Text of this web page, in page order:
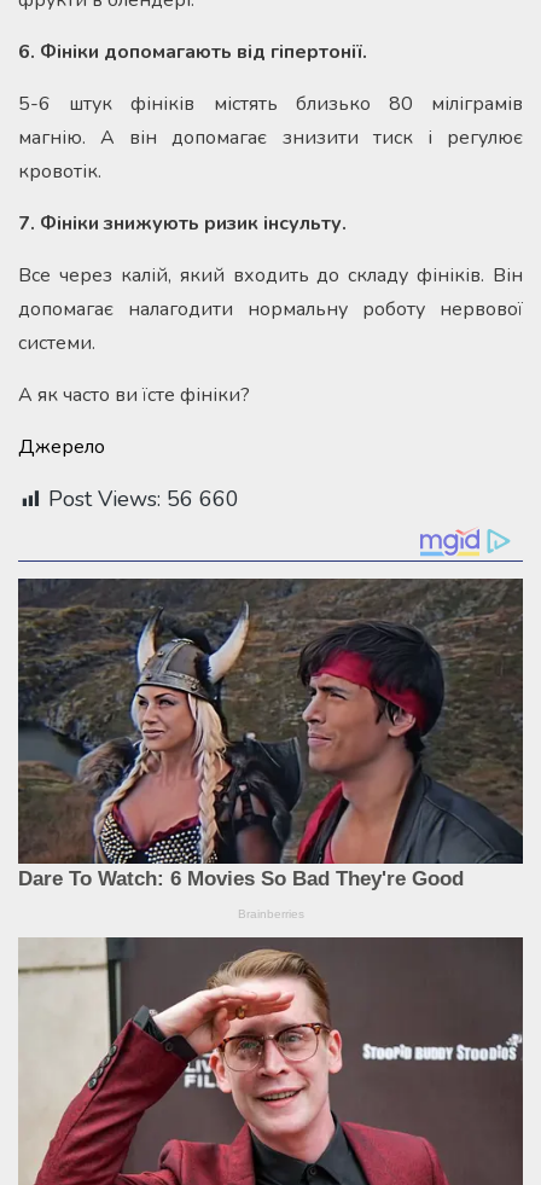
6. Фініки допомагають від гіпертонії.
5-6 штук фініків містять близько 80 міліграмів
магнію. А він допомагає знизити тиск і регулює
кровотік.
7. Фініки знижують ризик інсульту.
Все через калій, який входить до складу фініків. Він
допомагає налагодити нормальну роботу нервової
системи.
А як часто ви їсте фініки?
Джерело
Post Views: 56 660